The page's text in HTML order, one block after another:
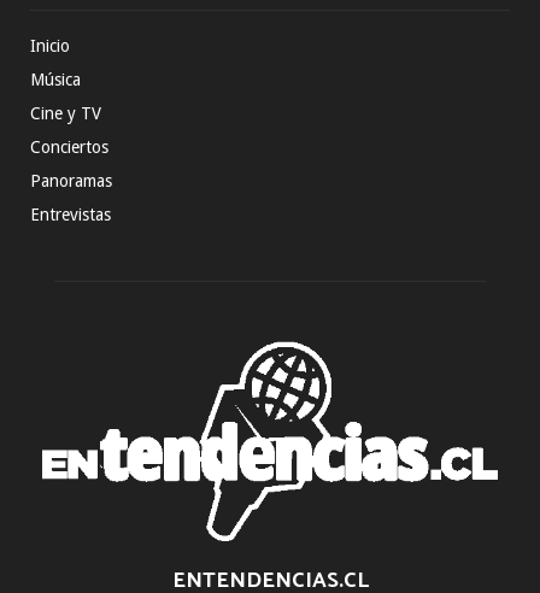
Inicio
Música
Cine y TV
Conciertos
Panoramas
Entrevistas
ENTENDENCIAS.CL